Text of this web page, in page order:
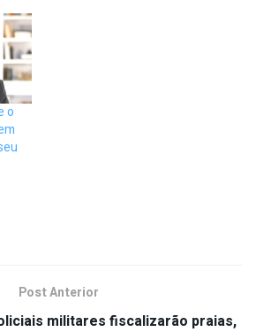
o
Post Anterior
militares fiscalizarão praias,